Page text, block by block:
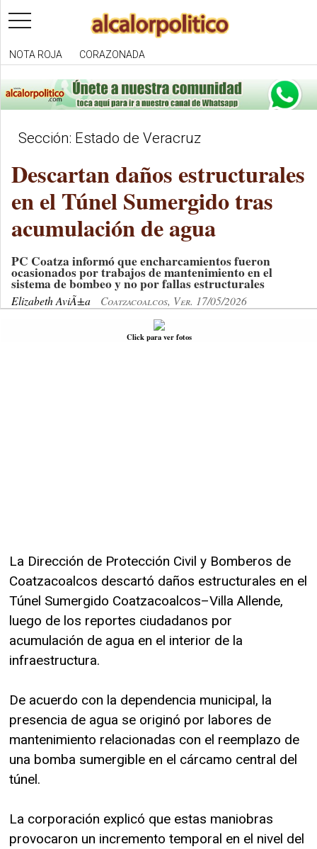
toggle
navigation
NOTA ROJA CORAZONADA
Sección: Estado de Veracruz
Descartan daños estructurales
en el Túnel Sumergido tras
acumulación de agua
PC Coatza informó que encharcamientos fueron
ocasionados por trabajos de mantenimiento en el
sistema de bombeo y no por fallas estructurales
Elizabeth AviÃ±a Coatzacoalcos, Ver. 17/05/2026
Click para ver fotos
La Dirección de Protección Civil y Bomberos de
Coatzacoalcos descartó daños estructurales en el
Túnel Sumergido Coatzacoalcos–Villa Allende,
luego de los reportes ciudadanos por
acumulación de agua en el interior de la
infraestructura.
De acuerdo con la dependencia municipal, la
presencia de agua se originó por labores de
mantenimiento relacionadas con el reemplazo de
una bomba sumergible en el cárcamo central del
túnel.
La corporación explicó que estas maniobras
provocaron un incremento temporal en el nivel del